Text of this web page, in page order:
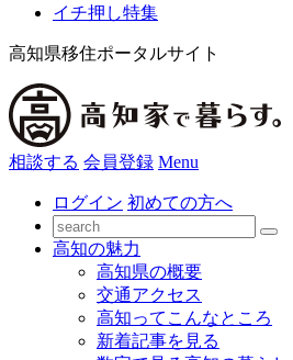
イチ押し特集
高知県移住ポータルサイト
相談する 会員登録 Menu
ログイン 初めての方へ
高知の魅力
高知県の概要
交通アクセス
高知ってこんなところ
新着記事を見る